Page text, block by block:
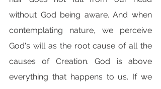
without God being aware. And when
contemplating nature, we perceive
God's will as the root cause of all the
causes of Creation. God is above
everything that happens to us. If we